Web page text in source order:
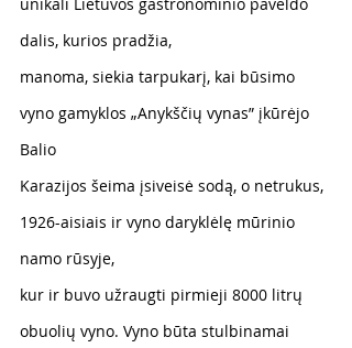
dalis, kurios pradžia,
manoma, siekia tarpukarį, kai būsimo
vyno gamyklos „Anykščių vynas” įkūrėjo
Balio
Karazijos šeima įsiveisė sodą, o netrukus,
1926-aisiais ir vyno daryklėlę mūrinio
namo rūsyje,
kur ir buvo užraugti pirmieji 8000 litrų
obuolių vyno. Vyno būta stulbinamai